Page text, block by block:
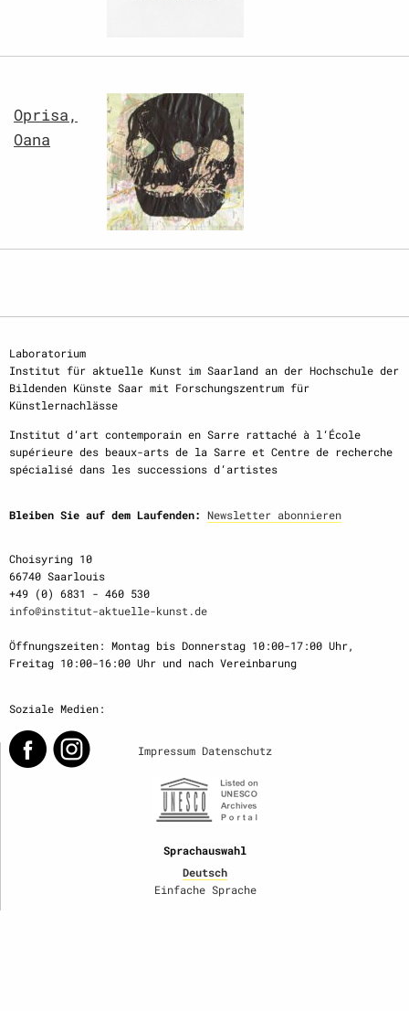
Oprisa,
Oana
Laboratorium
Institut für aktuelle Kunst im Saarland an der Hochschule der
Bildenden Künste Saar mit Forschungszentrum für
Künstlernachlässe
Institut d‘art contemporain en Sarre rattaché à l‘École
supérieure des beaux-arts de la Sarre et Centre de recherche
spécialisé dans les successions d‘artistes
Bleiben Sie auf dem Laufenden: Newsletter abonnieren
Choisyring 10
66740 Saarlouis
+49 (0) 6831 - 460 530
info@institut-aktuelle-kunst.de
Öffnungszeiten: Montag bis Donnerstag 10:00-17:00 Uhr,
Freitag 10:00-16:00 Uhr und nach Vereinbarung
Soziale Medien:
Impressum Datenschutz
Sprachauswahl
Deutsch
Einfache Sprache